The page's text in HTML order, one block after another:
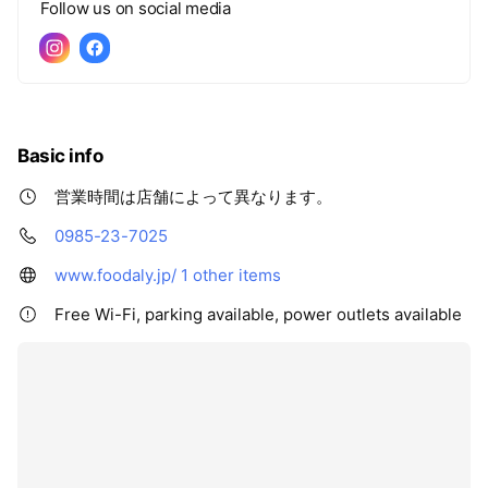
Follow us on social media
Basic info
営業時間は店舗によって異なります。
0985-23-7025
www.foodaly.jp/ 1 other items
Free Wi-Fi, parking available, power outlets available